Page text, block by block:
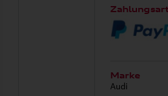
Marke
Audi